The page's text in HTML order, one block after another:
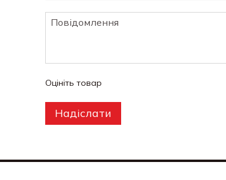
Оцініть товар
Надіслати